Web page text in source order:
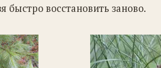
быстро восстановить заново.